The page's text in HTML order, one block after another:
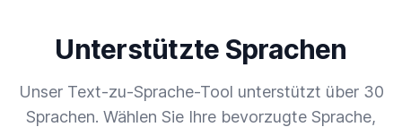
Unterstützte Sprachen
Unser Text-zu-Sprache-Tool unterstützt über 30
Sprachen. Wählen Sie Ihre bevorzugte Sprache,